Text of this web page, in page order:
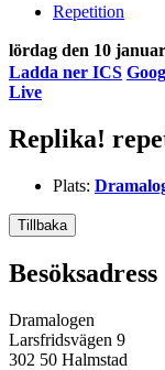
Repetition
lördag den 10
Ladda ner ICS
Live
Replika!
Plats:
Tillbaka
Besöksadress
Dramalogen
Larsfridsvägen 9
302 50 Halmstad